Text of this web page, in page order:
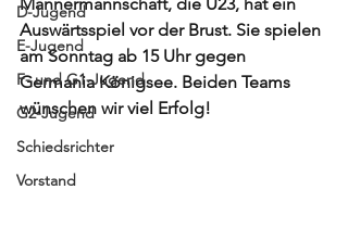
D-Jugend
E-Jugend
F- und G1-Jugend
G2-Jugend
Schiedsrichter
Vorstand
Auswärtsspiel vor der Brust. Sie spielen
am Sonntag ab 15 Uhr gegen
Germania Königsee. Beiden Teams
wünschen wir viel Erfolg!